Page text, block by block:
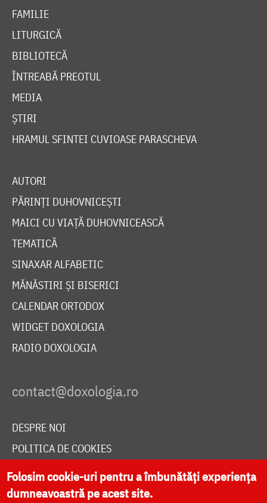
FAMILIE
LITURGICĂ
BIBLIOTECĂ
ÎNTREABĂ PREOTUL
MEDIA
ȘTIRI
HRAMUL SFINTEI CUVIOASE PARASCHEVA
AUTORI
PĂRINȚI DUHOVNICEȘTI
MAICI CU VIAȚĂ DUHOVNICEASCĂ
TEMATICĂ
SINAXAR ALFABETIC
MĂNĂSTIRI ȘI BISERICI
CALENDAR ORTODOX
WIDGET DOXOLOGIA
RADIO DOXOLOGIA
DESPRE NOI
POLITICA DE COOKIES
DONEAZĂ ONLINE PENTRU CATEDRALA NAȚIONALĂ
Folosim cookie-uri pentru a îmbunătăți experiența
dumneavoastră pe acest site.